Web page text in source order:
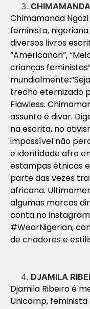
Chimamanda
feminista,
diversos livros
“Americanah”,
crianças
mundialmente:
trecho eternizado
Flawless.
assunto é divar.
na escrita, no
impossível não
e identidade afro
estampas étnicas
parte das vezes
africana.
algumas marcas
conta no
#WearNigerian,
de criadores e
DJAMILA
Djamila Ribeiro é
Unicamp,